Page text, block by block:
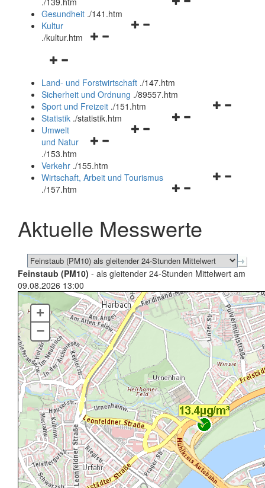
Navigationsmenü
Gesundheit ./141.htm
Navigationsmenü
Kultur
./kultur.htm
Navigationsmenü
und
schließen
Land- und Forstwirtschaft ./147.htm
Sicherheit und Ordnung ./89557.htm
Navigationsmenü
Sport und Freizeit ./151.htm
Navigationsmenü
Statistik ./statistik.htm
Navigationsmenü
und
schließen
Umwelt
und Natur
./153.htm
Verkehr ./155.htm
Navigationsmenü
schließen
Wirtschaft, Arbeit und Tourismus
./157.htm
Aktuelle Messwerte
Feinstaub (PM10) - als gleitender 24-Stunden Mittelwert am
09.08.2026 13:00
+
–